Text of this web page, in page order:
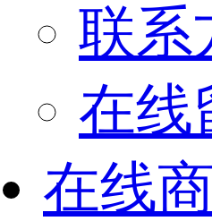
联系
在线
在线